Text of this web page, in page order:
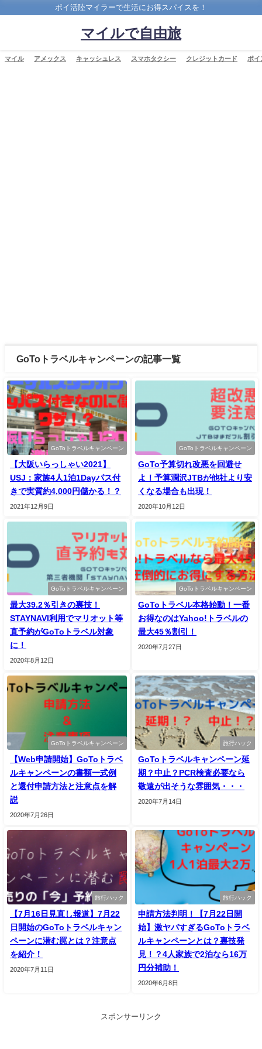
ポイ活陸マイラーで生活にお得スパイスを！
マイルで自由旅
マイル アメックス キャッシュレス スマホタクシー クレジットカード ポイ
GoToトラベルキャンペーンの記事一覧
GoToトラベルキャンペーン
【大阪いらっしゃい2021】
USJ：家族4人1泊1Dayパス付
きで実質約4,000円儲かる！？
2021年12月9日
GoToトラベルキャンペーン
GoTo予算切れ改悪を回避せ
よ！予算潤沢JTBが他社より安
くなる場合も出現！
2020年10月12日
GoToトラベルキャンペーン
最大39.2％引きの裏技！
STAYNAVI利用でマリオット等
直予約がGoToトラベル対象
に！
2020年8月12日
GoToトラベルキャンペーン
GoToトラベル本格始動！一番
お得なのはYahoo!トラベルの
最大45％割引！
2020年7月27日
GoToトラベルキャンペーン
【Web申請開始】GoToトラベ
ルキャンペーンの書類一式例
と還付申請方法と注意点を解
説
2020年7月26日
旅行ハック
GoToトラベルキャンペーン延
期？中止？PCR検査必要なら
敬遠が出そうな雰囲気・・・
2020年7月14日
旅行ハック
【7月16日見直し報道】7月22
日開始のGoToトラベルキャン
ペーンに潜む罠とは？注意点
を紹介！
2020年7月11日
旅行ハック
申請方法判明！【7月22日開
始】激ヤバすぎるGoToトラベ
ルキャンペーンとは？裏技発
見！？4人家族で2泊なら16万
円分補助！
2020年6月8日
スポンサーリンク